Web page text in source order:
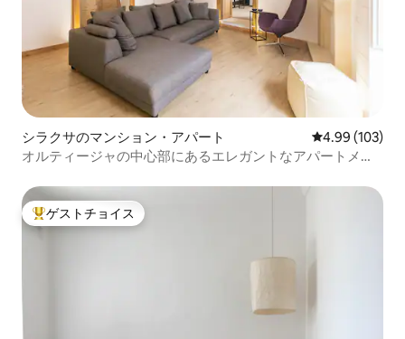
シラクサのマンション・アパート レビュー103
4.99 (103)
オルティージャの中心部にあるエレガントなアパートメン
大好評のゲストチョイスです。
ゲストチョイス